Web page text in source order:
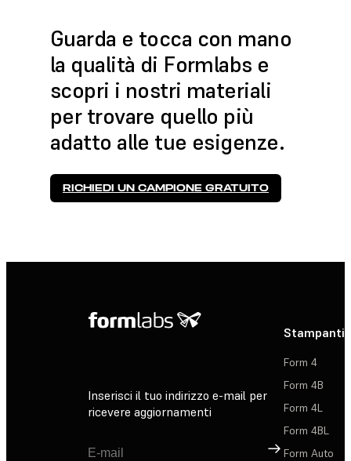
Guarda e tocca con mano
la qualità di Formlabs e
scopri i nostri materiali
per trovare quello più
adatto alle tue esigenze.
RICHIEDI UN CAMPIONE GRATUITO
Inserisci il tuo indirizzo e-mail per
ricevere aggiornamenti
Registrati
Stampanti
Form 4
Form 4B
Form 4L
Form 4BL
Form Auto